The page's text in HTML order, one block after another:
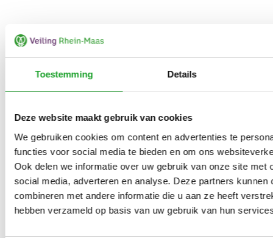
Toestemming Details
Deze website maakt gebruik van cookies
We gebruiken cookies om content en advertenties te
functies voor social media te bieden en om ons
Ook delen we informatie over uw gebruik van onze site met
social media, adverteren en analyse. Deze partners kunnen
combineren met andere informatie die u aan ze heeft
hebben verzameld op basis van uw gebruik van hun